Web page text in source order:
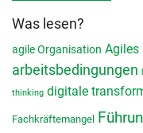
Was lesen?
agile Organisation Agiles
arbeitsbedingungen
thinking digitale
Fachkräftemangel